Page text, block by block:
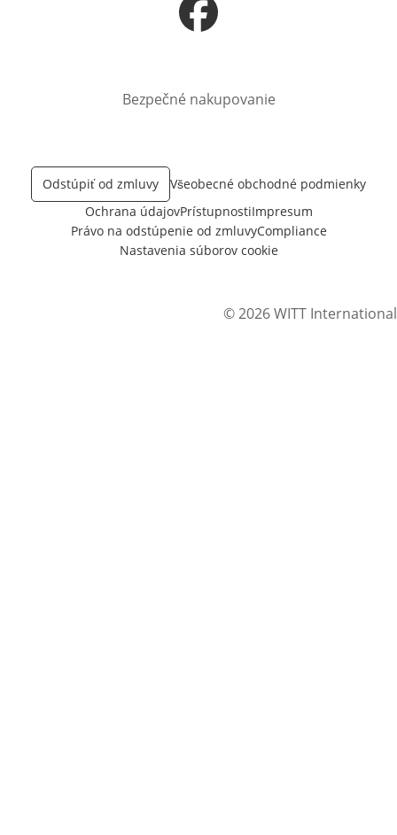
Otvorí sa vnovom okne
Bezpečné nakupovanie
Odstúpiť od zmluvy
Všeobecné obchodné podmienky
Ochrana údajovPrístupnostiImpresum
Právo na odstúpenie od zmluvyCompliance
Nastavenia súborov cookie
© 2026 WITT International